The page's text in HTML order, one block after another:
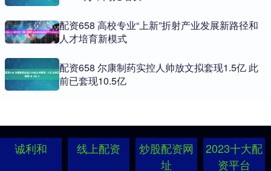
配资658 高校专业“上新”折射产业发展新路径和
人才培育新模式
配资658 尔康制药实控人帅放文拟套现1.5亿 此
前已套现10.5亿 ​
诚利和 线上配资
炒股配资网
址
2023十大配
资平台